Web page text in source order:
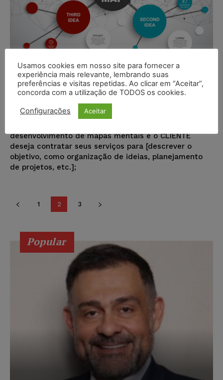
Modelo – Contrato de consultoria
em mapas mentais
MODELOS DE DOCUMENTOS
desenvolvimento de mapas mentais e o CLIENTE
deseja contratar seus serviços para [descrever o
objetivo, como organização de ideias, planejamento
de projetos, etc.];
1 2 3
Popular
Usamos cookies em nosso site para fornecer a
experiência mais relevante, lembrando suas
preferências e visitas repetidas. Ao clicar em “Aceitar”,
concorda com a utilização de TODOS os cookies.
Configurações Aceitar